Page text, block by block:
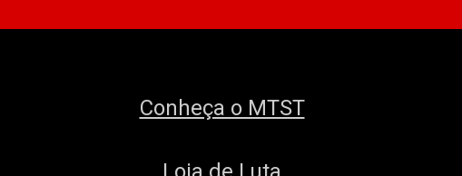
Conheça o MTST